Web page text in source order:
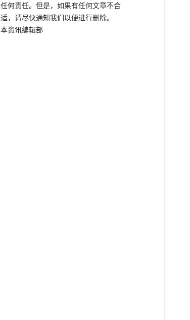
任何责任。但是，如果有任何文章不合
适，请尽快通知我们以便进行删除。
本资讯编辑部